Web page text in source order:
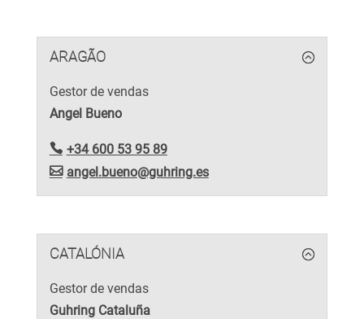
ARAGÃO
Gestor de vendas
Angel Bueno
+34 600 53 95 89
angel.bueno@guhring.es
CATALÓNIA
Gestor de vendas
Guhring Cataluña